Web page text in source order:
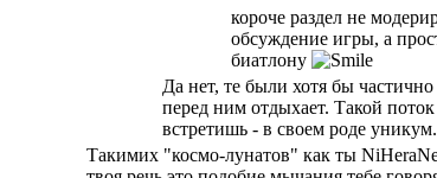
короче раздел не
обсуждение игры, а
биатлону
Да нет, те были хотя бы
перед ним отдыхает. Такой
встретишь - в своем роде
Такимих "космо-лунатов" как ты